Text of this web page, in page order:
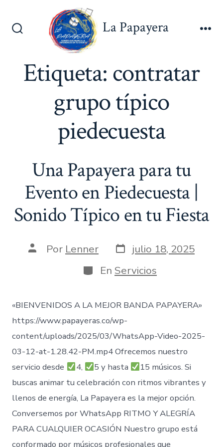
Alternar
La Papayera
Etiqueta:contratar
grupo típico
piedecuesta
Una Papayera para tu
Evento en Piedecuesta |
Sonido Típico en tu Fiesta
AutorPor Lenner Fecha
de
publicación
julio 18, 2025
Categorías
En Servicios
«BIENVENIDOS A LA MEJOR BANDA PAPAYERA»
https://www.papayeras.co/wp-
content/uploads/2025/03/WhatsApp-Video-2025-
03-12-at-1.28.42-PM.mp4 Ofrecemos nuestro
servicio desde
4, 5 y hasta
15 músicos. Si
buscas animar tu celebración con ritmos vibrantes y
llenos de energía, La Papayera es la mejor opción.
Conversemos por WhatsApp RITMO Y ALEGRÍA
PARA CUALQUIER OCASIÓN Nuestro grupo está
conformado por músicos profesionales que